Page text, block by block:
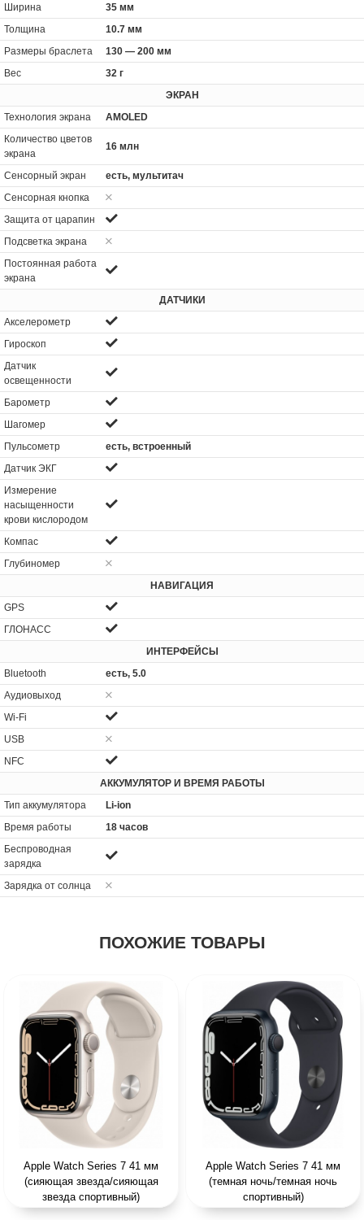
Ширина
35 мм
Толщина
10.7 мм
Размеры браслета
130 — 200 мм
Вес
32 г
ЭКРАН
Технология экрана
AMOLED
Количество цветов
экрана
16 млн
Сенсорный экран
есть, мультитач
Сенсорная кнопка
Защита от царапин
Подсветка экрана
Постоянная работа
экрана
ДАТЧИКИ
Акселерометр
Гироскоп
Датчик
освещенности
Барометр
Шагомер
Пульсометр
есть, встроенный
Датчик ЭКГ
Измерение
насыщенности
крови кислородом
Компас
Глубиномер
НАВИГАЦИЯ
GPS
ГЛОНАСС
ИНТЕРФЕЙСЫ
Bluetooth
есть, 5.0
Аудиовыход
Wi-Fi
USB
NFC
АККУМУЛЯТОР И ВРЕМЯ РАБОТЫ
Тип аккумулятора
Li-ion
Время работы
18 часов
Беспроводная
зарядка
Зарядка от солнца
ПОХОЖИЕ ТОВАРЫ
Apple Watch Series 7 41 мм
(сияющая звезда/сияющая
звезда спортивный)
Apple Watch Series 7 41 мм
(темная ночь/темная ночь
спортивный)